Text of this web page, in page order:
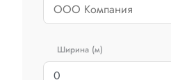
Ширина (м)